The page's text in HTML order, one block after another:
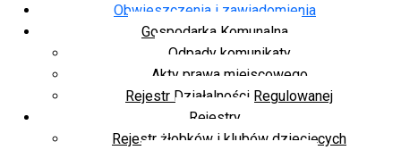
Obwieszczenia i zawiadomienia
Gospodarka Komunalna
Odpady komunikaty
Akty prawa miejscowego
Rejestr Działalności Regulowanej
Rejestry
Rejestr żłobków i klubów dziecięcych